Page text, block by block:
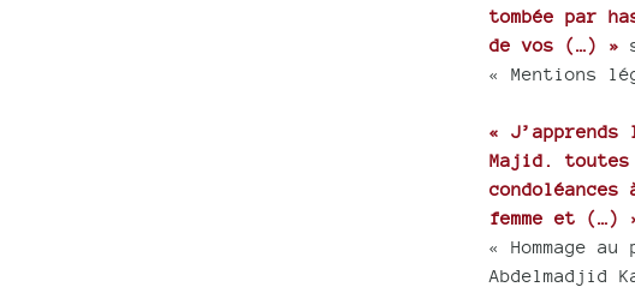
tombée par
de vos (…) »
« Mentions
« J’apprends
Majid. toutes
femme et (…)
« Hommage au
Abdelmadjid